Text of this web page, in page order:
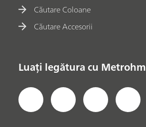
Căutare Coloane
Căutare Accesorii
Luați legătura cu Metrohm